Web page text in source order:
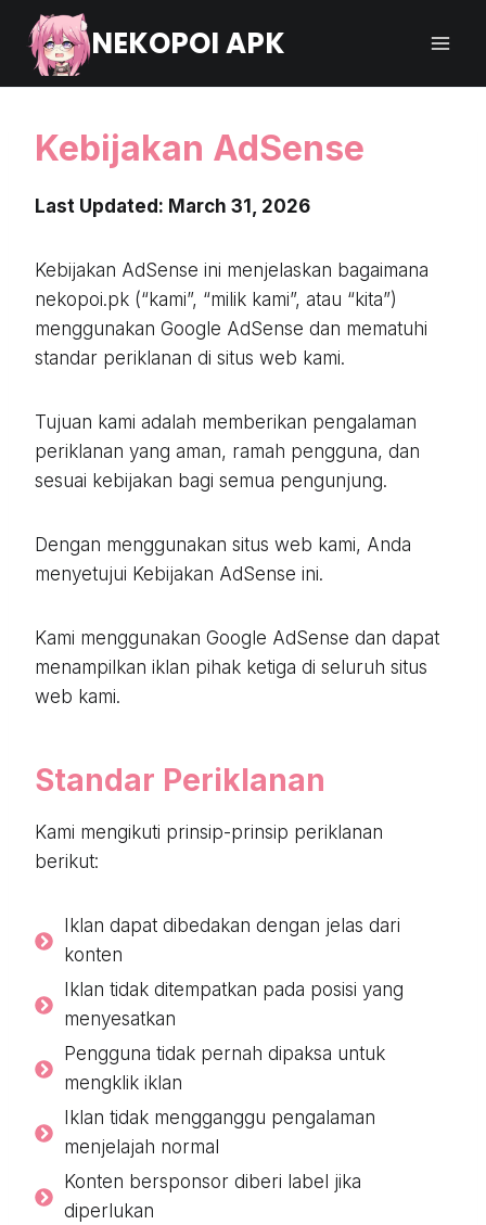
content
NEKOPOI APK
Kebijakan AdSense
Last Updated: March 31, 2026
Kebijakan AdSense ini menjelaskan bagaimana
nekopoi.pk (“kami”, “milik kami”, atau “kita”)
menggunakan Google AdSense dan mematuhi
standar periklanan di situs web kami.
Tujuan kami adalah memberikan pengalaman
periklanan yang aman, ramah pengguna, dan
sesuai kebijakan bagi semua pengunjung.
Dengan menggunakan situs web kami, Anda
menyetujui Kebijakan AdSense ini.
Kami menggunakan Google AdSense dan dapat
menampilkan iklan pihak ketiga di seluruh situs
web kami.
Standar Periklanan
Kami mengikuti prinsip-prinsip periklanan
berikut:
Iklan dapat dibedakan dengan jelas dari
konten
Iklan tidak ditempatkan pada posisi yang
menyesatkan
Pengguna tidak pernah dipaksa untuk
mengklik iklan
Iklan tidak mengganggu pengalaman
menjelajah normal
Konten bersponsor diberi label jika
diperlukan